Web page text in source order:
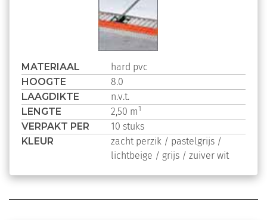
MATERIAAL hard pvc
HOOGTE 8.0
LAAGDIKTE n.v.t.
LENGTE 2,50 m1
VERPAKT PER 10 stuks
KLEUR zacht perzik / pastelgrijs /
lichtbeige / grijs / zuiver wit